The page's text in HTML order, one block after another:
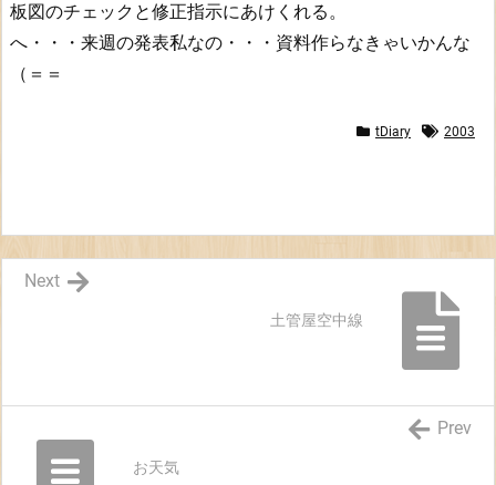
板図のチェックと修正指示にあけくれる。
へ・・・来週の発表私なの・・・資料作らなきゃいかんな
（＝＝
tDiary 2003
土管屋空中線
Next
お天気
Prev